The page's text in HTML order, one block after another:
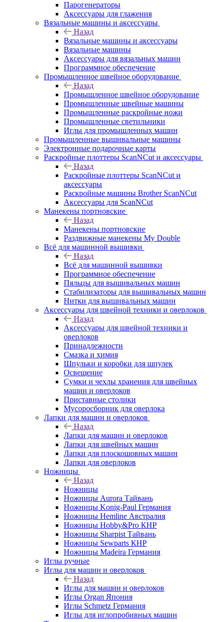
Парогенераторы
Аксессуары для глажения
Вязальные машины и аксессуары
Назад
Вязальные машины и аксессуары
Вязальные машины
Аксессуары для вязальных машин
Программное обеспечение
Промышленное швейное оборудование
Назад
Промышленное швейное оборудование
Промышленные швейные машины
Промышленные раскройные ножи
Промышленные светильники
Иглы для промышленных машин
Промышленные вышивальные машины
Электронные подарочные карты
Раскройные плоттеры ScanNCut и аксессуары
Назад
Раскройные плоттеры ScanNCut и
аксессуары
Раскройные машины Brother ScanNCut
Аксессуары для ScanNCut
Манекены портновские
Назад
Манекены портновские
Раздвижные манекены My Double
Всё для машинной вышивки
Назад
Всё для машинной вышивки
Программное обеспечение
Пяльцы для вышивальных машин
Стабилизаторы для вышивальных машин
Нитки для вышивальных машин
Аксессуары для швейной техники и оверлоков
Назад
Аксессуары для швейной техники и
оверлоков
Принадлежности
Смазка и химия
Шпульки и коробки для шпулек
Освещение
Сумки и чехлы хранения для швейных
машин и оверлоков
Приставные столики
Мусоросборник для оверлока
Лапки для машин и оверлоков
Назад
Лапки для машин и оверлоков
Лапки для швейных машин
Лапки для плоскошовных машин
Лапки для оверлоков
Ножницы
Назад
Ножницы
Ножницы Aurora Тайвань
Ножницы Konig-Paul Германия
Ножницы Hemline Австралия
Ножницы Hobby&Pro КНР
Ножницы Sharpist Тайвань
Ножницы Sewparts КНР
Ножницы Madeira Германия
Иглы ручные
Иглы для машин и оверлоков
Назад
Иглы для машин и оверлоков
Иглы Organ Япония
Иглы Schmetz Германия
Иглы для иглопробивных машин